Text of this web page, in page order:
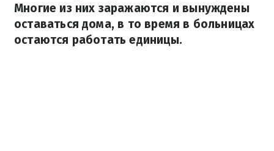
Многие из них заражаются и вынуждены
оставаться дома, в то время в больницах
остаются работать единицы.